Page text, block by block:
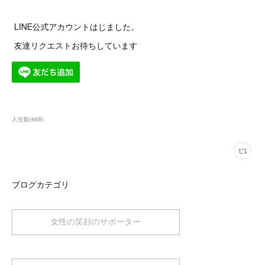
LINE公式アカウントはじました。
友達リクエストお待ちしています
人生観(488)
ブログカテゴリ
女性の笑顔のサポーター